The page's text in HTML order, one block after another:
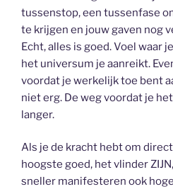
tussenstop, een tussenfase
te krijgen en jouw gaven nog
Echt, alles is goed. Voel waar
het universum je aanreikt.
voordat je werkelijk toe bent
niet erg. De weg voordat je
langer.
Als je de kracht hebt om
hoogste goed, het vlinder
sneller manifesteren ook